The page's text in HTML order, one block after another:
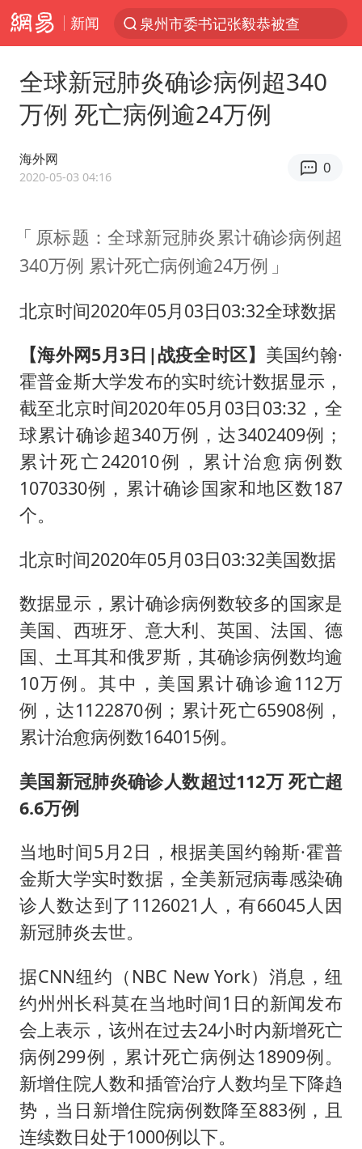
新闻
泉州市委书记张毅恭被查
台风白海豚实时路径
中巨芯：上半年归母净利润1405.77万元
中国女篮70-67险胜尼日利亚女篮
胜宏科技：股票交易异常波动
国防部：中国军队坚决反制任何闹海挑衅图谋
百花奖开幕式
38岁演员求职万岁山NPC成功
我国外贸延续良好增长态势
日本试射“战斧”导弹，国防部回应
全球新冠肺炎确诊病例超340
万例 死亡病例逾24万例
海外网
2020-05-03 04:16
0
原标题：全球新冠肺炎累计确诊病例超
340万例 累计死亡病例逾24万例
北京时间2020年05月03日03:32全球数据
【海外网5月3日|战疫全时区】 美国约翰·
霍普金斯大学发布的实时统计数据显示，
截至北京时间2020年05月03日03:32，全
球累计确诊超340万例，达3402409例；
累计死亡242010例，累计治愈病例数
1070330例，累计确诊国家和地区数187
个。
北京时间2020年05月03日03:32美国数据
数据显示，累计确诊病例数较多的国家是
美国、西班牙、意大利、英国、法国、德
国、土耳其和俄罗斯，其确诊病例数均逾
10万例。其中，美国累计确诊逾112万
例，达1122870例；累计死亡65908例，
累计治愈病例数164015例。
美国新冠肺炎确诊人数超过112万 死亡超
6.6万例
当地时间5月2日，根据美国约翰斯·霍普
金斯大学实时数据，全美新冠病毒感染确
诊人数达到了1126021人，有66045人因
新冠肺炎去世。
据CNN纽约（NBC New York）消息，纽
约州州长科莫在当地时间1日的新闻发布
会上表示，该州在过去24小时内新增死亡
病例299例，累计死亡病例达18909例。
新增住院人数和插管治疗人数均呈下降趋
势，当日新增住院病例数降至883例，且
连续数日处于1000例以下。